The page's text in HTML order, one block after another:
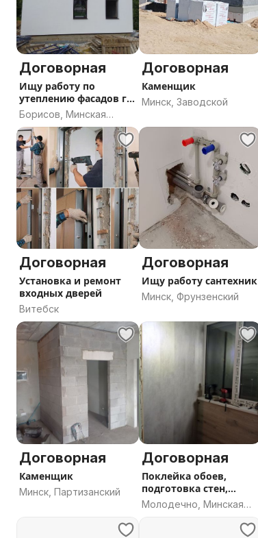
Договорная
Ищу работу по
утеплению фасадов г
Борисов
Борисов, Минская
область
Договорная
Каменщик
Минск, Заводской
Договорная
Установка и ремонт
входных дверей
Витебск
Договорная
Ищу работу сантехник
Минск, Фрунзенский
Договорная
Каменщик
Минск, Партизанский
Договорная
Поклейка обоев,
подготовка стен,
Молодечно.
Молодечно, Минская